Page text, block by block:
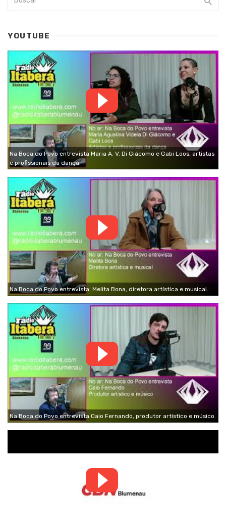
YOUTUBE
Na Boca do Povo entrevista Maria A. V. Di Giácomo e Gabi Loos, artistas
e profissionais da dança.
Na Boca do Povo entrevista: Melita Bona, diretora artística e musical.
Na Boca do Povo entrevista Caio Fernando, produtor artístico e músico.